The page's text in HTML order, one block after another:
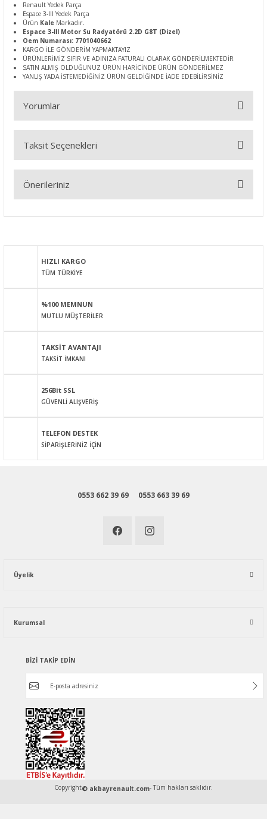
Renault Yedek Parça
Espace 3-III Yedek Parça
Ürün Kale Markadır.
Espace 3-III Motor Su Radyatörü 2.2D G8T (Dizel)
Oem Numarası: 7701040662
KARGO İLE GÖNDERİM YAPMAKTAYIZ
ÜRÜNLERİMİZ SIFIR VE ADINIZA FATURALI OLARAK GÖNDERİLMEKTEDİR
SATIN ALMIŞ OLDUĞUNUZ ÜRÜN HARİCİNDE ÜRÜN GÖNDERİLMEZ
YANLIŞ YADA İSTEMEDİĞİNİZ ÜRÜN GELDİĞİNDE İADE EDEBİLİRSİNİZ
Yorumlar
Bu ürüne ilk yorumu siz yapın!
Taksit Seçenekleri
Önerileriniz
Görüş ve önerileriniz için teşekkür ederiz.
Ürün resmi kalitesiz, bozuk veya görüntülenemiyor.
Ürün bilgilerinde hatalar bulunuyor.
Bu ürüne benzer farklı alternatifler olmalı.
HIZLI KARGO
TÜM TÜRKİYE
%100 MEMNUN
MUTLU MÜŞTERİLER
TAKSİT AVANTAJI
TAKSİT İMKANI
256Bit SSL
GÜVENLİ ALIŞVERİŞ
TELEFON DESTEK
SİPARİŞLERİNİZ İÇİN
0553 662 39 69 0553 663 39 69
Üyelik
Kurumsal
BİZİ TAKİP EDİN
Copyright© akbayrenault.com- Tüm hakları saklıdır.